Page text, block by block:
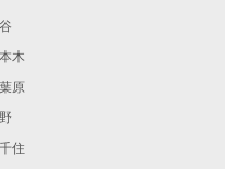
木
原
住